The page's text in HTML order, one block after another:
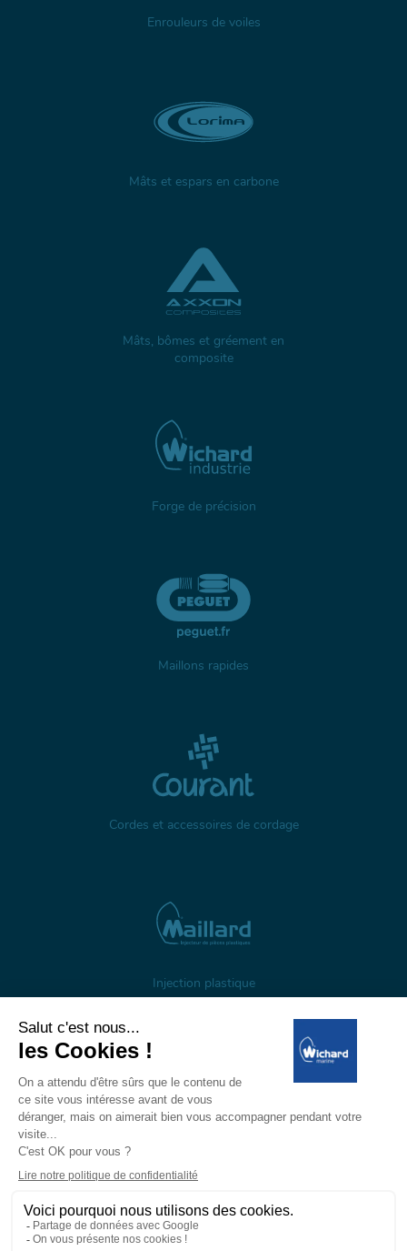
Enrouleurs de voiles
Mâts et espars en carbone
Mâts, bômes et gréement en
composite
Forge de précision
Maillons rapides
Cordes et accessoires de cordage
Injection plastique
À propos Gestion des cookies
Mentions légales
Données personnelles
Wichard, 1 ZI de Felet, CS 50085, 63307 Thiers, France
Tél: +33 (0)4 73 51 65 00 — E-mail:
© Wichard 2026—